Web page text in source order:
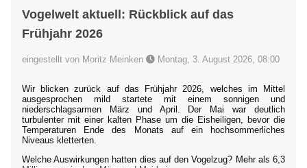
Vogelwelt aktuell: Rückblick auf das
Frühjahr 2026
eingestellt von Moritz Meinken Montag, 3. August 2026, 08:00
Wir blicken zurück auf das Frühjahr 2026, welches im Mittel
ausgesprochen mild startete mit einem sonnigen und
niederschlagsarmen März und April. Der Mai war deutlich
turbulenter mit einer kalten Phase um die Eisheiligen, bevor die
Temperaturen Ende des Monats auf ein hochsommerliches
Niveaus kletterten.
Welche Auswirkungen hatten dies auf den Vogelzug? Mehr als 6,3